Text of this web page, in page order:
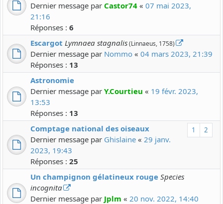
Dernier message par Castor74 « 07 mai 2023,
21:16
Réponses : 6
Escargot Lymnaea stagnalis(Linnaeus, 1758)
Dernier message par Nommo « 04 mars 2023, 21:39
Réponses : 13
Astronomie
Dernier message par Y.Courtieu « 19 févr. 2023,
13:53
Réponses : 13
1 2
Comptage national des oiseaux
Dernier message par Ghislaine « 29 janv.
2023, 19:43
Réponses : 25
Un champignon gélatineux rouge Species
incognita
Dernier message par Jplm « 20 nov. 2022, 14:40